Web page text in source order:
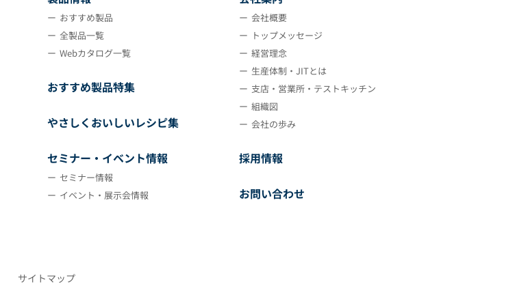
おすすめ製品
全製品一覧
Webカタログ一覧
おすすめ製品特集
やさしくおいしいレシピ集
セミナー・イベント情報
セミナー情報
イベント・展示会情報
会社概要
トップメッセージ
経営理念
生産体制・JITとは
支店・営業所・テストキッチン
組織図
会社の歩み
採用情報
お問い合わせ
サイトマップ